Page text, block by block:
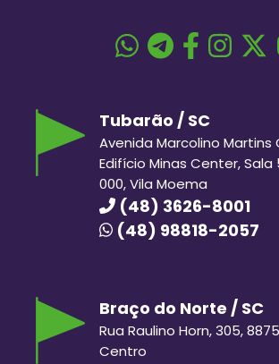
Tubarão / SC
Avenida Marcolino Martins
Edifício Minas Center, Sala
000, Vila Moema
(48) 3626-8001
(48) 98818-2057
Braço do Norte / SC
Rua Raulino Horn, 305,
Centro